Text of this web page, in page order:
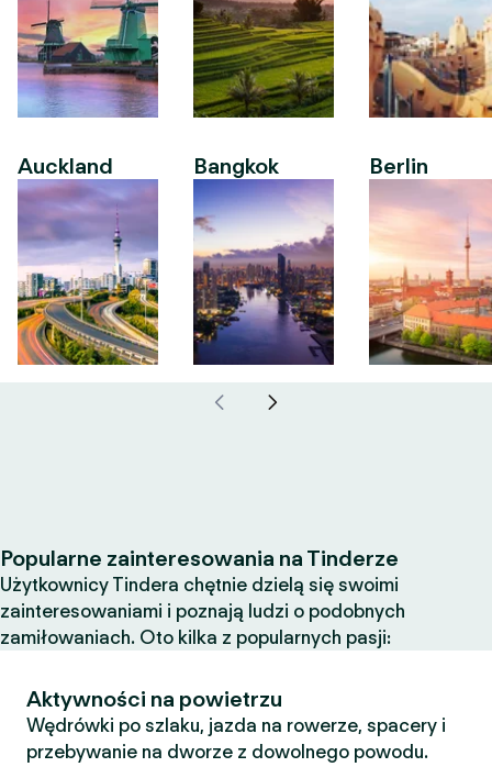
Auckland Bangkok Berlin
Popularne zainteresowania na Tinderze
Użytkownicy Tindera chętnie dzielą się swoimi
zainteresowaniami i poznają ludzi o podobnych
zamiłowaniach. Oto kilka z popularnych pasji:
Aktywności na powietrzu
Wędrówki po szlaku, jazda na rowerze, spacery i
przebywanie na dworze z dowolnego powodu.